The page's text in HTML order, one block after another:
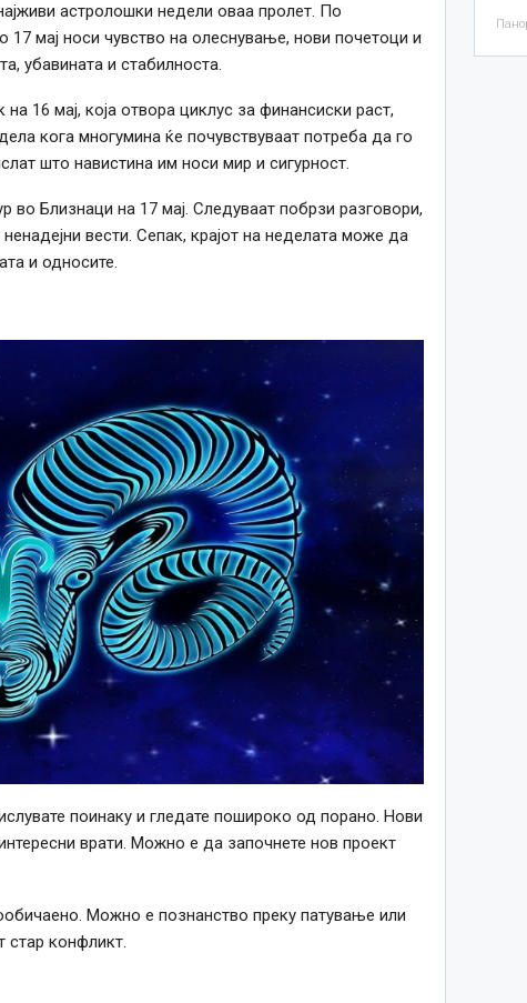
астролошки недели оваа пролет. По
17 мај носи чувство на олеснување, нови почетоци и
убавината и стабилноста.
16 мај, која отвора циклус за финансиски раст,
кога многумина ќе почувствуваат потреба да го
што навистина им носи мир и сигурност.
Близнаци на 17 мај. Следуваат побрзи разговори,
вести. Сепак, крајот на неделата може да
и односите.
поинаку и гледате пошироко од порано. Нови
врати. Можно е да започнете нов проект
Можно е познанство преку патување или
стар конфликт.